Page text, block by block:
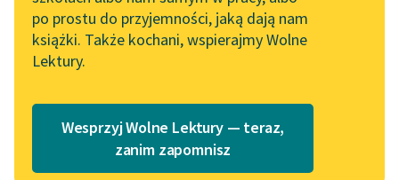
Sophie Elkan
Kolekcja Nadwyraz.com x
Wolne Lektury – idealna na
Widget Wolnych Lektur
Przypisy
Katalog w formacie PDF
po prostu do przyjemności, jaką dają nam
książki. Także kochani, wspierajmy Wolne
Lektury.
Wesprzyj Wolne Lektury — teraz,
zanim zapomnisz
1×
Rozdział I. Panna Polly
Dofinansowano ze
środków Ministra